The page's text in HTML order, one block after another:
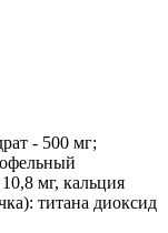
- 500 мг;
мг, кальция
титана диоксид